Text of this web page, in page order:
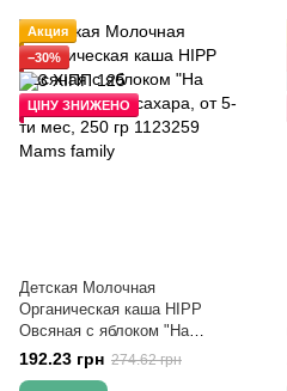
Акция
−30%
ЦІНУ ЗНИЖЕНО
Детская Молочная
Органическая каша HIPP
Овсяная с яблоком "На
добраніч", без сахара, от 5-ти
мес, 250 гр
192.23 грн 274.62 грн